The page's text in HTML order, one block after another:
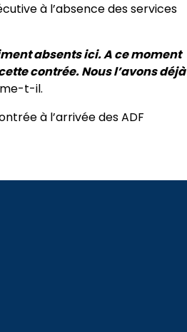
à l’absence des services
absents ici. A ce moment
contrée. Nous l’avons déjà
t-il.
à l’arrivée des ADF